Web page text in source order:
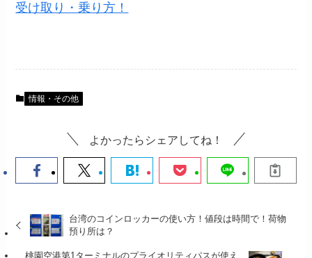
受け取り・乗り方！
情報・その他
よかったらシェアしてね！
台湾のコインロッカーの使い方！値段は時間で！荷物
預り所は？
桃園空港第1ターミナルのプライオリティパスが使え